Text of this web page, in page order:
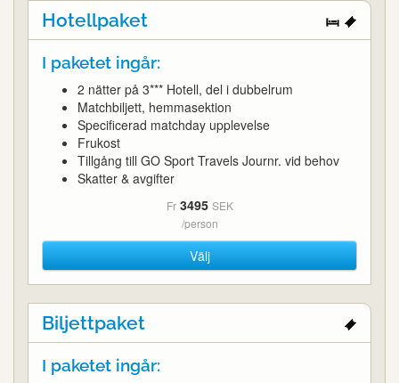
Hotellpaket
I paketet ingår:
2 nätter på 3*** Hotell, del i dubbelrum
Matchbiljett, hemmasektion
Specificerad matchday upplevelse
Frukost
Tillgång till GO Sport Travels Journr. vid behov
Skatter & avgifter
Fr 3495 SEK
/person
Välj
Biljettpaket
I paketet ingår: